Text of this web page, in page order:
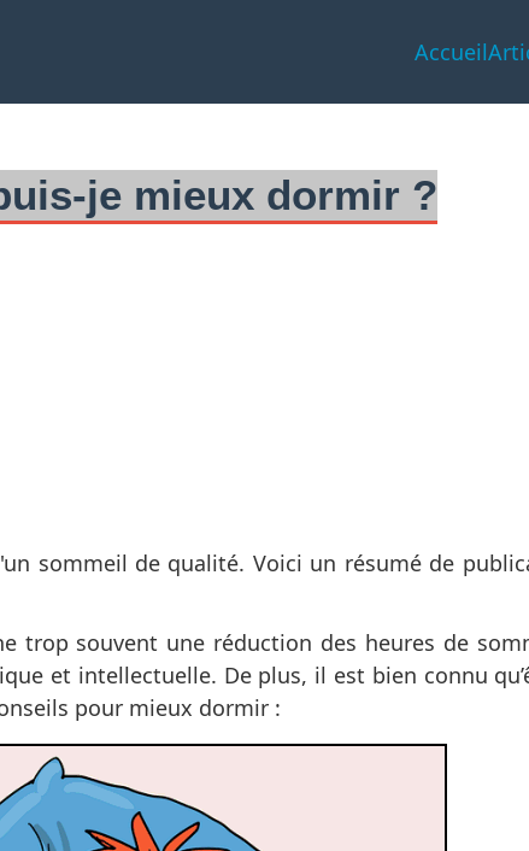
Accueil
je mieux dormir ?
sommeil de qualité. Voici un résumé de
trop souvent une réduction des heures de
et intellectuelle. De plus, il est bien connu
pour mieux dormir :